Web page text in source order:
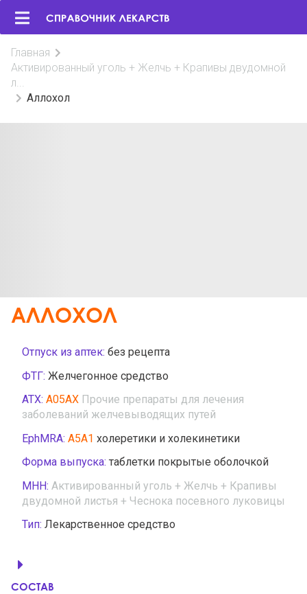
Главная
Активированный уголь + Желчь + Крапивы двудомной
л...
Аллохол
АЛЛОХОЛ
Отпуск из аптек: без рецепта
ФТГ: Желчегонное средство
АТХ: A05AX Прочие препараты для лечения
заболеваний желчевыводящих путей
EphMRA: A5A1 холеретики и холекинетики
Форма выпуска: таблетки покрытые оболочкой
МНН: Активированный уголь + Желчь + Крапивы
двудомной листья + Чеснока посевного луковицы
Тип: Лекарственное средство
СОСТАВ